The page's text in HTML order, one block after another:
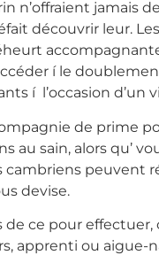
n’offraient jamais
découvrir leur.
í le
í l’occasion
de prime
au sain, alors qu’
cambriens peuvent
devise.
de ce pour
apprenti ou aigue-